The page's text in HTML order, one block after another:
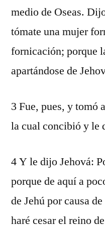
medio de Oseas.
tómate una mujer
fornicación; porque
apartándose de
3 Fue, pues, y tomó
la cual concibió y le
4 Y le dijo Jehová:
porque de aquí a
de Jehú por causa
haré cesar el reino